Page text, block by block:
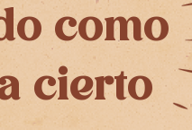
como
cierto